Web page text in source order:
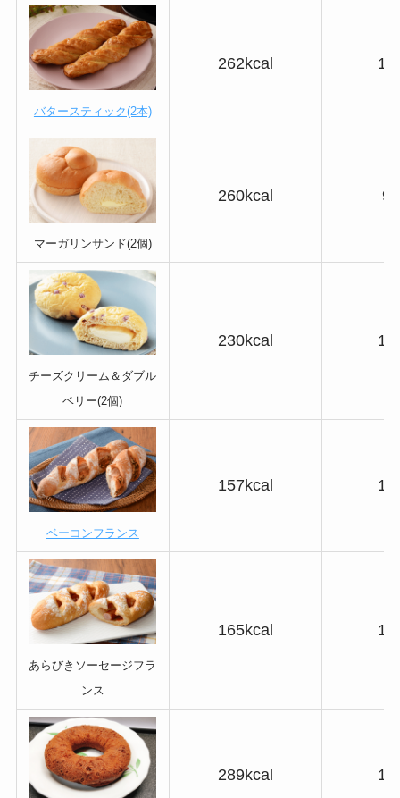
バタースティック(2本)
262kcal
マーガリンサンド(2個)
260kcal
チーズクリーム＆ダブル
ベリー(2個)
230kcal
ベーコンフランス
157kcal
あらびきソーセージフラ
ンス
165kcal
289kcal